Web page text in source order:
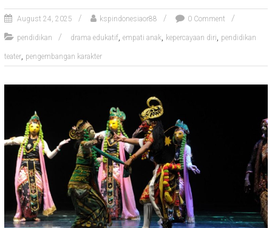
August 24, 2025 kspindonesiaor88 0 Comment
pendidikan drama edukatif, empati anak, kepercayaan diri, pendidikan
teater, pengembangan karakter